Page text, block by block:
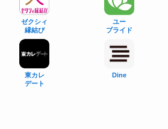
ゼクシィ
縁結び
ユー
ブライド
東カレ
デート
Dine